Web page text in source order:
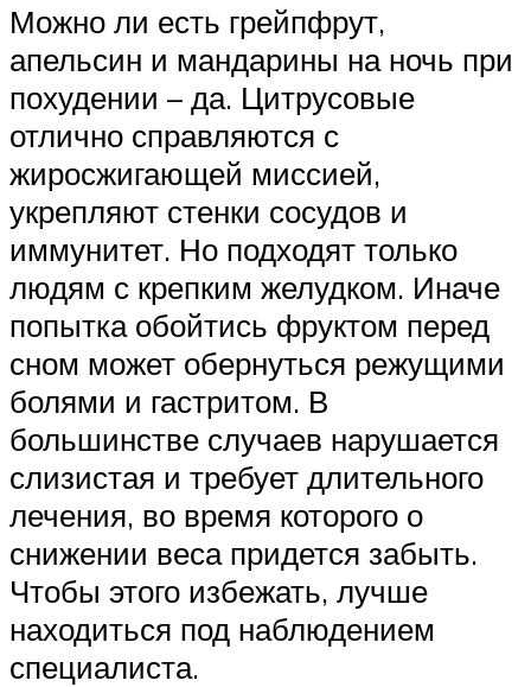
Можно ли есть грейпфрут,
апельсин и мандарины на ночь при
похудении – да. Цитрусовые
отлично справляются с
жиросжигающей миссией,
укрепляют стенки сосудов и
иммунитет. Но подходят только
людям с крепким желудком. Иначе
попытка обойтись фруктом перед
сном может обернуться режущими
болями и гастритом. В
большинстве случаев нарушается
слизистая и требует длительного
лечения, во время которого о
снижении веса придется забыть.
Чтобы этого избежать, лучше
находиться под наблюдением
специалиста.